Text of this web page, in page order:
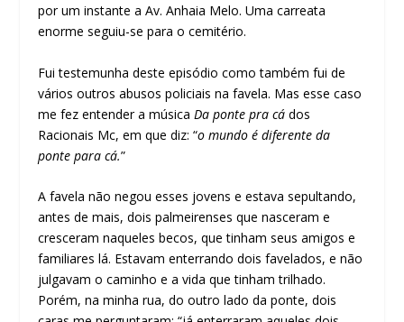
por um instante a Av. Anhaia Melo. Uma carreata
enorme seguiu-se para o cemitério.
Fui testemunha deste episódio como também fui de
vários outros abusos policiais na favela. Mas esse caso
me fez entender a música Da ponte pra cá dos
Racionais Mc, em que diz: “o mundo é diferente da
ponte para cá.”
A favela não negou esses jovens e estava sepultando,
antes de mais, dois palmeirenses que nasceram e
cresceram naqueles becos, que tinham seus amigos e
familiares lá. Estavam enterrando dois favelados, e não
julgavam o caminho e a vida que tinham trilhado.
Porém, na minha rua, do outro lado da ponte, dois